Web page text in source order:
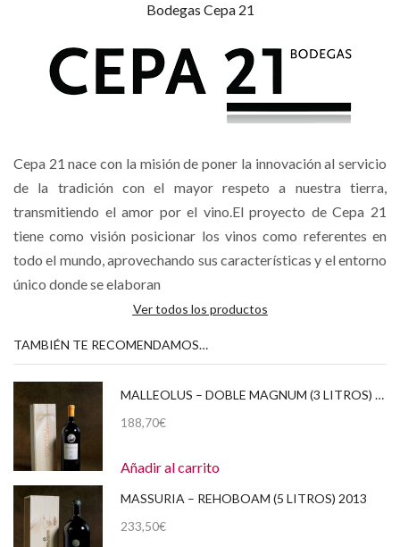
Bodegas Cepa 21
Cepa 21 nace con la misión de poner la innovación al servicio
de la tradición con el mayor respeto a nuestra tierra,
transmitiendo el amor por el vino.El proyecto de Cepa 21
tiene como visión posicionar los vinos como referentes en
todo el mundo, aprovechando sus características y el entorno
único donde se elaboran
Ver todos los productos
TAMBIÉN TE RECOMENDAMOS…
MALLEOLUS – DOBLE MAGNUM (3 LITROS) 2021 CAJA DE MADERA
188,70€
Añadir al carrito
MASSURIA – REHOBOAM (5 LITROS) 2013
233,50€